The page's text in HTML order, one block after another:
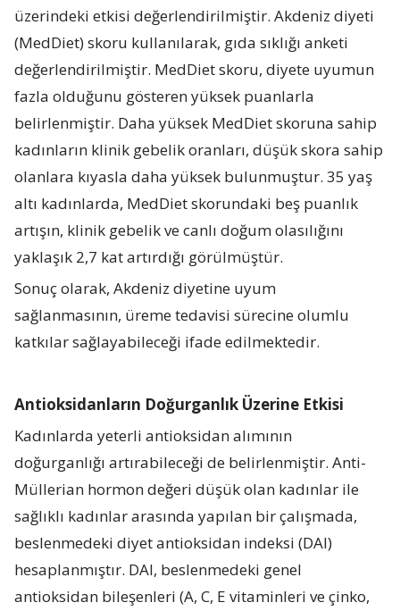
üzerindeki etkisi değerlendirilmiştir. Akdeniz diyeti
(MedDiet) skoru kullanılarak, gıda sıklığı anketi
değerlendirilmiştir. MedDiet skoru, diyete uyumun
fazla olduğunu gösteren yüksek puanlarla
belirlenmiştir. Daha yüksek MedDiet skoruna sahip
kadınların klinik gebelik oranları, düşük skora sahip
olanlara kıyasla daha yüksek bulunmuştur. 35 yaş
altı kadınlarda, MedDiet skorundaki beş puanlık
artışın, klinik gebelik ve canlı doğum olasılığını
yaklaşık 2,7 kat artırdığı görülmüştür.
Sonuç olarak, Akdeniz diyetine uyum
sağlanmasının, üreme tedavisi sürecine olumlu
katkılar sağlayabileceği ifade edilmektedir.
Antioksidanların Doğurganlık Üzerine Etkisi
Kadınlarda yeterli antioksidan alımının
doğurganlığı artırabileceği de belirlenmiştir. Anti-
Müllerian hormon değeri düşük olan kadınlar ile
sağlıklı kadınlar arasında yapılan bir çalışmada,
beslenmedeki diyet antioksidan indeksi (DAI)
hesaplanmıştır. DAI, beslenmedeki genel
antioksidan bileşenleri (A, C, E vitaminleri ve çinko,